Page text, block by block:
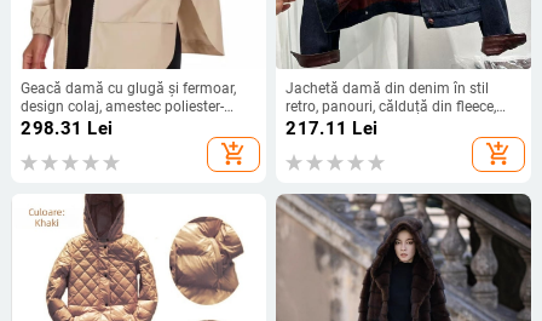
Geacă damă cu glugă și fermoar,
design colaj, amestec poliester-
bumbac (80-90% poliester, <30%
bumbac), mâneci lungi, lungime
medie, grosime medie, Toamnă
298.31 Lei
add_shopping_cart
Jachetă damă din denim în stil
retro, panouri, călduță din fleece,
toamna–iarna, culori contrastante,
217.11 Lei
add_shopping_cart